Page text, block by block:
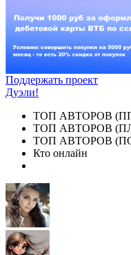
Поддержать проект
Дуэли!
ТОП АВТОРОВ
ТОП АВТОРОВ
ТОП АВТОРОВ
Кто онлайн